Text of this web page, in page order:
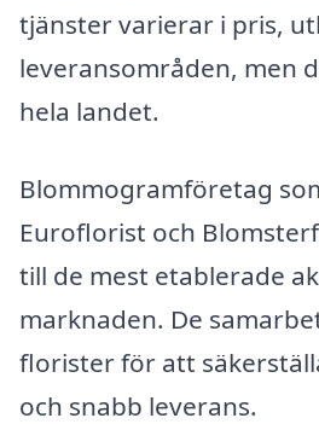
tjänster varierar i pris,
leveransområden, men
hela landet.
Blommogramföretag
Euroflorist och
till de mest etablerade
marknaden. De
florister för att
och snabb leverans.